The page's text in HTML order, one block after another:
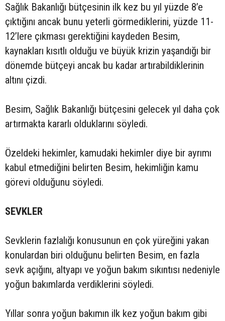
Sağlık Bakanlığı bütçesinin ilk kez bu yıl yüzde 8’e
çıktığını ancak bunu yeterli görmediklerini, yüzde 11-
12’lere çıkması gerektiğini kaydeden Besim,
kaynakları kısıtlı olduğu ve büyük krizin yaşandığı bir
dönemde bütçeyi ancak bu kadar artırabildiklerinin
altını çizdi.
Besim, Sağlık Bakanlığı bütçesini gelecek yıl daha çok
artırmakta kararlı olduklarını söyledi.
Özeldeki hekimler, kamudaki hekimler diye bir ayrımı
kabul etmediğini belirten Besim, hekimliğin kamu
görevi olduğunu söyledi.
SEVKLER
Sevklerin fazlalığı konusunun en çok yüreğini yakan
konulardan biri olduğunu belirten Besim, en fazla
sevk açığını, altyapı ve yoğun bakım sıkıntısı nedeniyle
yoğun bakımlarda verdiklerini söyledi.
Yıllar sonra yoğun bakımın ilk kez yoğun bakım gibi